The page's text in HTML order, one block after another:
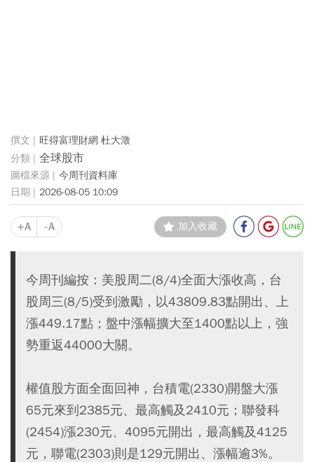
旺得富理財網 杜大澂
全球股市
今周刊資料庫
2026-08-05 10:09
+A -A 加入收藏
今周刊編按：美股周二(8/4)全面大漲收高，台
股周三(8/5)受到激勵，以43809.83點開出、上
漲449.17點；盤中漲幅擴大至1400點以上，強
勢重返44000大關。
權值股方面全面回神，台積電(2330)開盤大漲
65元來到2385元、最高觸及2410元；聯發科
(2454)漲230元、4095元開出，最高觸及4125
元，聯電(2303)則是129元開出、漲幅逾3%。